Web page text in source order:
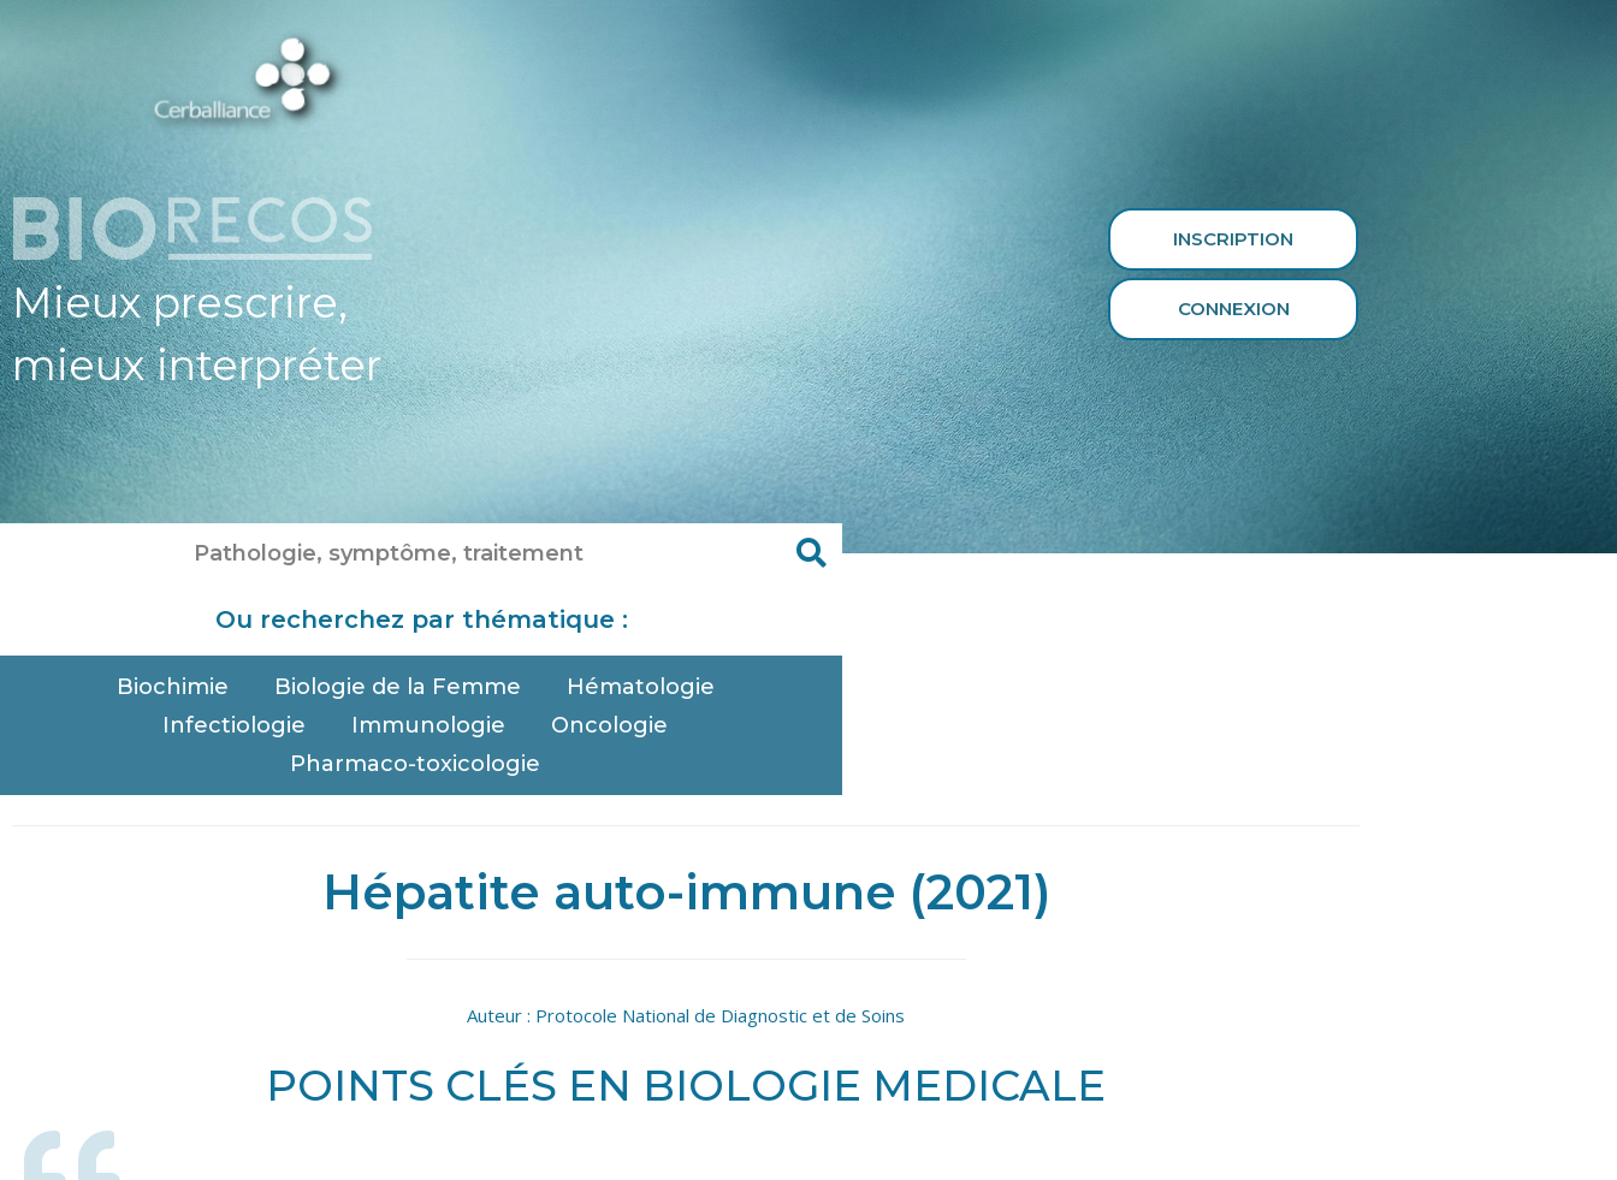
Mieux prescrire,
mieux interpréter
INSCRIPTION
CONNEXION
Ou recherchez par thématique :
Biochimie Biologie de la Femme
Hématologie
Infectiologie
Immunologie
Oncologie
Pharmaco-toxicologie
Hépatite auto-immune (2021)
Auteur : Protocole National de Diagnostic et de Soins
POINTS CLÉS EN BIOLOGIE MEDICALE